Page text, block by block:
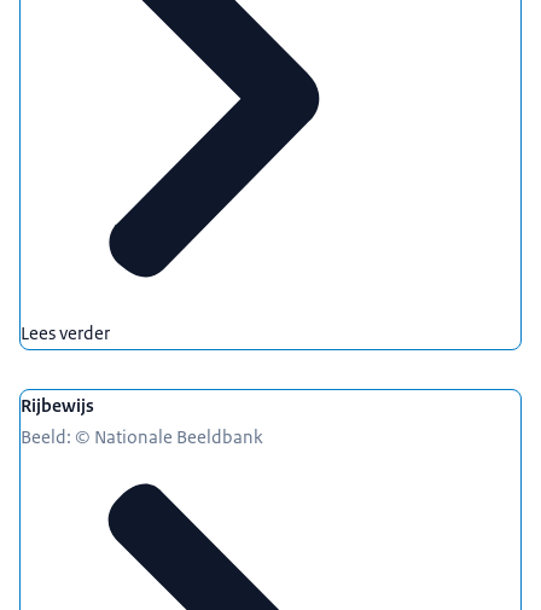
Lees verder
Rijbewijs
Beeld: © Nationale Beeldbank